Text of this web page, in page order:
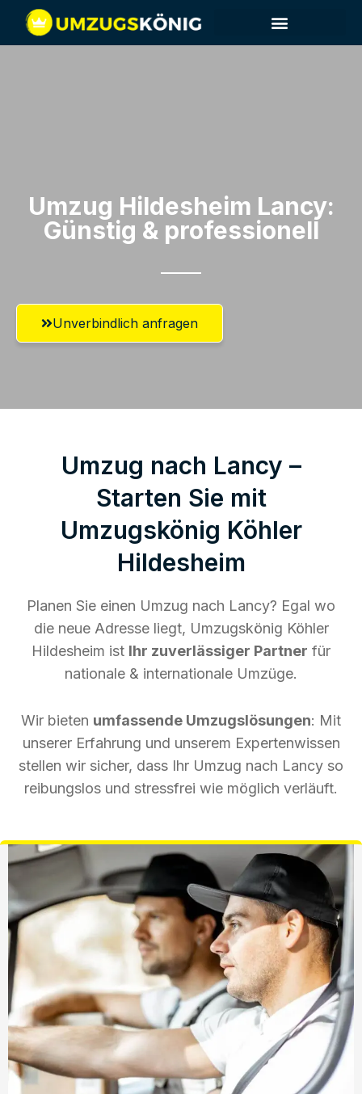
Umzug Hildesheim​ Lancy:
Günstig & professionell​
Unverbindlich anfragen
Umzug nach Lancy –
Starten Sie mit
Umzugskönig Köhler
Hildesheim
Planen Sie einen Umzug nach Lancy? Egal wo
die neue Adresse liegt, Umzugskönig Köhler
Hildesheim ist Ihr zuverlässiger Partner für
nationale & internationale Umzüge.
Wir bieten umfassende Umzugslösungen: Mit
unserer Erfahrung und unserem Expertenwissen
stellen wir sicher, dass Ihr Umzug nach Lancy so
reibungslos und stressfrei wie möglich verläuft.